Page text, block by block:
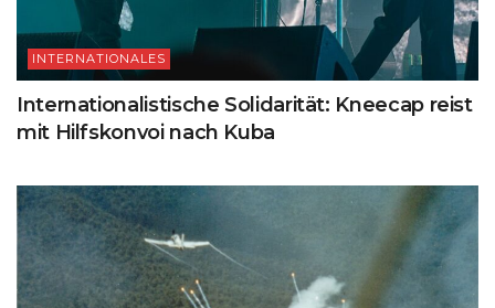
INTERNATIONALES
Internationalistische Solidarität: Kneecap reist
mit Hilfskonvoi nach Kuba